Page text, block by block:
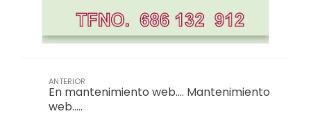
ANTERIOR
En mantenimiento web…. Mantenimiento
web…..